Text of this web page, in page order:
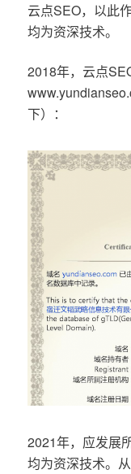
云点SEO，以此
均为资深技术。
2018年，云点
下）：
2021年，应发展
均为资深技术。